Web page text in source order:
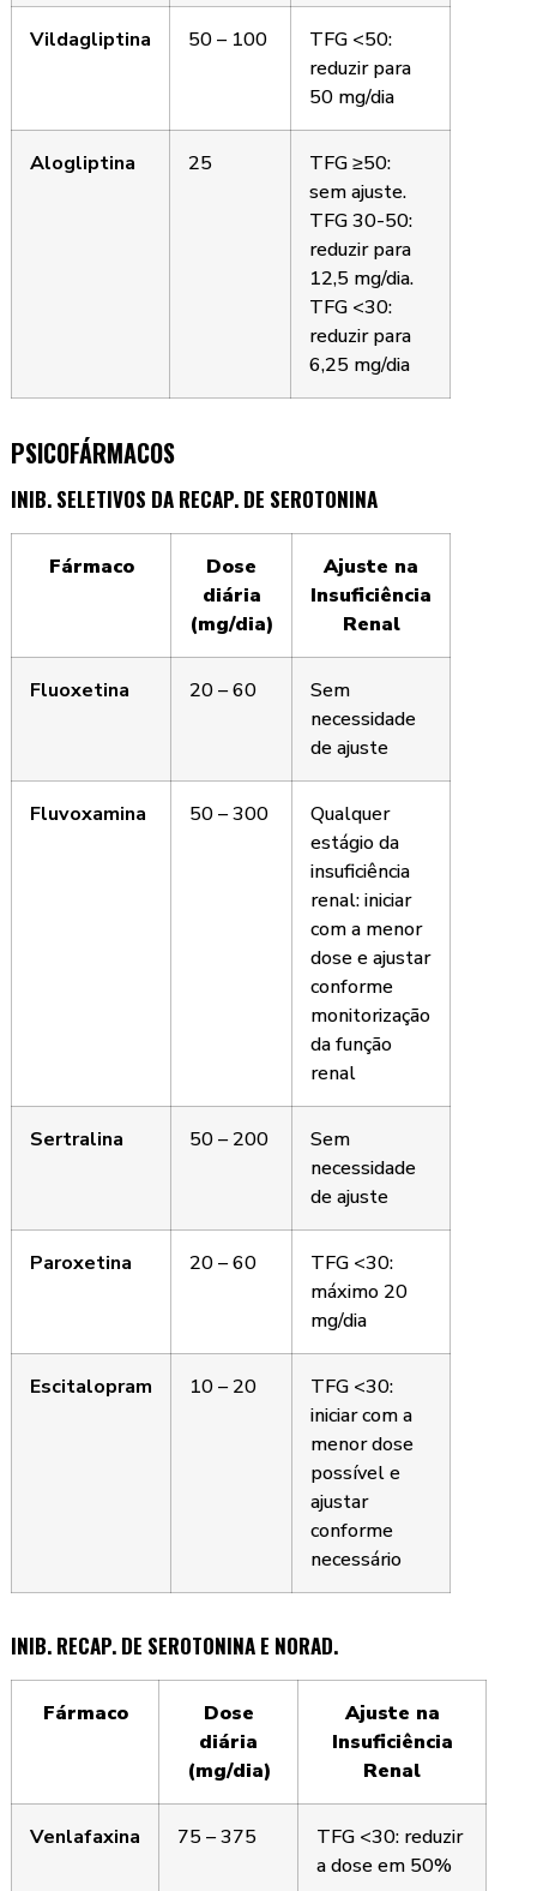
Vildagliptina 50 – 100
TFG <50:
reduzir para
50 mg/dia
Alogliptina 25
TFG ≥50:
sem ajuste.
TFG 30-50:
reduzir para
12,5 mg/dia.
TFG <30:
reduzir para
6,25 mg/dia
PSICOFÁRMACOS
INIB. SELETIVOS DA RECAP. DE SEROTONINA
Fármaco
Dose
diária
(mg/dia)
Ajuste na
Insuficiência
Renal
Fluoxetina 20 – 60
Sem
necessidade
de ajuste
Fluvoxamina 50 – 300
Qualquer
estágio da
insuficiência
renal: iniciar
com a menor
dose e ajustar
conforme
monitorização
da função
renal
Sertralina 50 – 200
Sem
necessidade
de ajuste
Paroxetina 20 – 60
TFG <30:
máximo 20
mg/dia
Escitalopram 10 – 20
TFG <30:
iniciar com a
menor dose
possível e
ajustar
conforme
necessário
INIB. RECAP. DE SEROTONINA E NORAD.
Fármaco
Dose
diária
(mg/dia)
Ajuste na
Insuficiência
Renal
Venlafaxina 75 – 375
TFG <30: reduzir
a dose em 50%